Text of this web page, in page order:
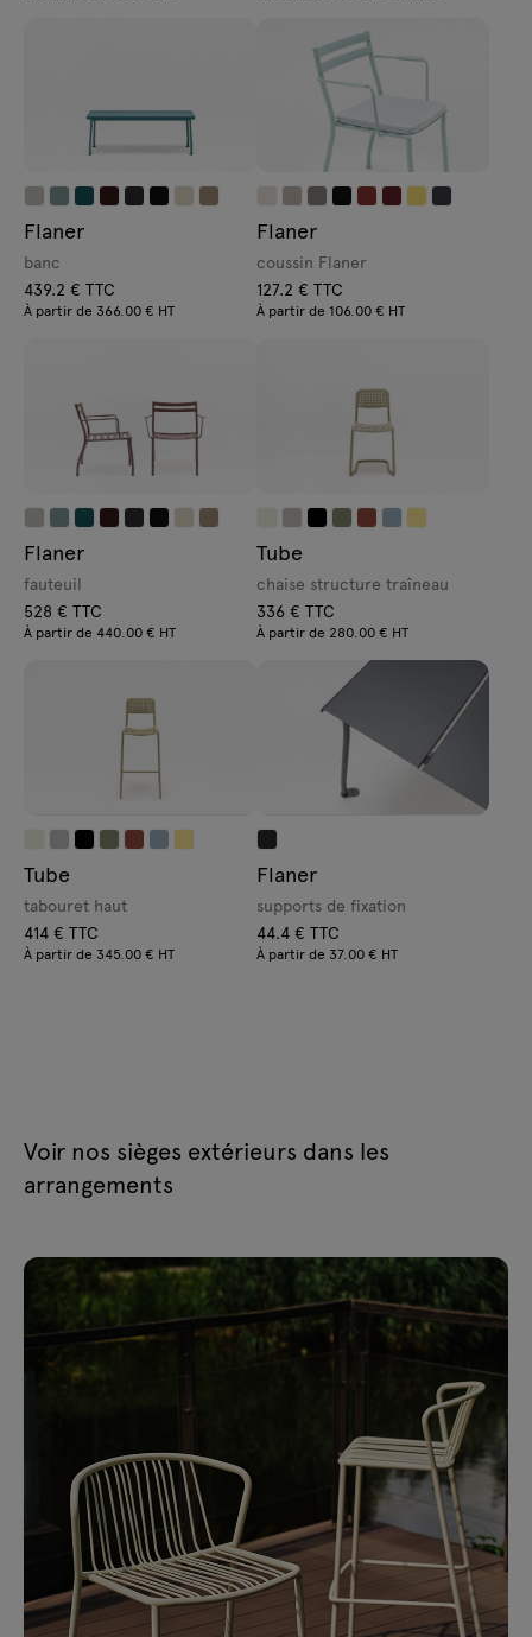
Flaner
banc
439.2 € TTC
À partir de 366.00 € HT
Flaner
coussin Flaner
127.2 € TTC
À partir de 106.00 € HT
Flaner
fauteuil
528 € TTC
À partir de 440.00 € HT
Tube
chaise structure traîneau
336 € TTC
À partir de 280.00 € HT
Tube
tabouret haut
414 € TTC
À partir de 345.00 € HT
Flaner
supports de fixation
44.4 € TTC
À partir de 37.00 € HT
Voir nos sièges extérieurs dans les
arrangements